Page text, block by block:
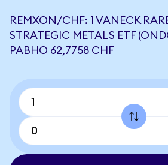
REMXON/CHF: 1 VANECK
STRATEGIC METALS ETF
РАВНО 62,7758 CHF